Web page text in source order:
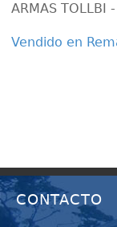
ARMAS TOLLBI
Vendido en
CONTACTO